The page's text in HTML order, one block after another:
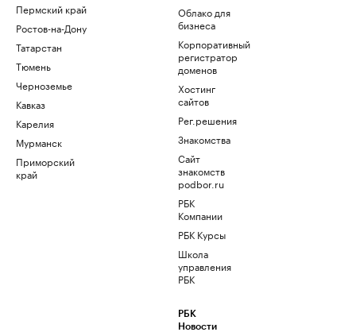
Пермский край
Ростов-на-Дону
Татарстан
Тюмень
Черноземье
Кавказ
Карелия
Мурманск
Приморский
край
Облако для
бизнеса
Корпоративный
регистратор
доменов
Хостинг
сайтов
Рег.решения
Знакомства
Сайт
знакомств
podbor.ru
РБК
Компании
РБК Курсы
Школа
управления
РБК
РБК
Новости